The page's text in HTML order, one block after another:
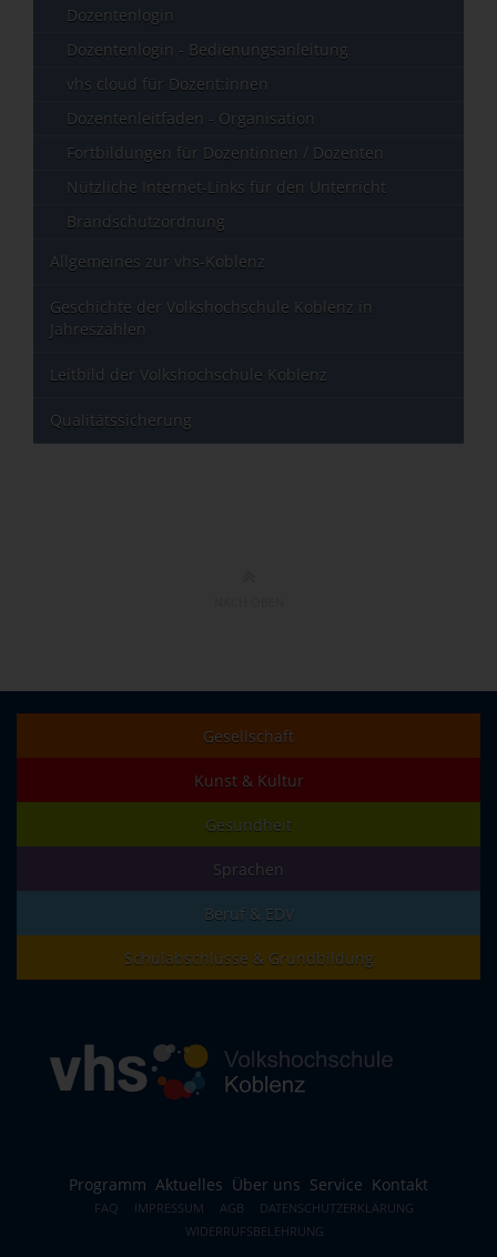
Dozentenlogin
Dozentenlogin - Bedienungsanleitung
vhs cloud für Dozent:innen
Dozentenleitfaden - Organisation
Fortbildungen für Dozentinnen / Dozenten
Nützliche Internet-Links für den Unterricht
Brandschutzordnung
Allgemeines zur vhs-Koblenz
Geschichte der Volkshochschule Koblenz in
Jahreszahlen
Leitbild der Volkshochschule Koblenz
Qualitätssicherung
Gesellschaft
Kunst & Kultur
Gesundheit
Sprachen
Beruf & EDV
Schulabschlüsse & Grundbildung
Programm Aktuelles Über uns Service Kontakt
FAQ IMPRESSUM AGB
DATENSCHUTZERKLÄRUNG
WIDERRUFSBELEHRUNG